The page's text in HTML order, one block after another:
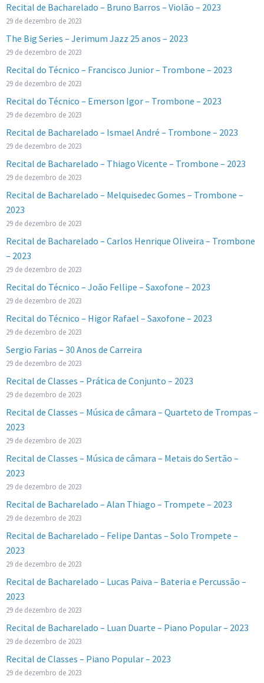
Recital de Bacharelado – Bruno Barros – Violão – 2023
29 de dezembro de 2023
The Big Series – Jerimum Jazz 25 anos – 2023
29 de dezembro de 2023
Recital do Técnico – Francisco Junior – Trombone – 2023
29 de dezembro de 2023
Recital do Técnico – Emerson Igor – Trombone – 2023
29 de dezembro de 2023
Recital de Bacharelado – Ismael André – Trombone – 2023
29 de dezembro de 2023
Recital de Bacharelado – Thiago Vicente – Trombone – 2023
29 de dezembro de 2023
Recital de Bacharelado – Melquisedec Gomes – Trombone –
2023
29 de dezembro de 2023
Recital de Bacharelado – Carlos Henrique Oliveira – Trombone
– 2023
29 de dezembro de 2023
Recital do Técnico – João Fellipe – Saxofone – 2023
29 de dezembro de 2023
Recital do Técnico – Higor Rafael – Saxofone – 2023
29 de dezembro de 2023
Sergio Farias – 30 Anos de Carreira
29 de dezembro de 2023
Recital de Classes – Prática de Conjunto – 2023
29 de dezembro de 2023
Recital de Classes – Música de câmara – Quarteto de Trompas –
2023
29 de dezembro de 2023
Recital de Classes – Música de câmara – Metais do Sertão –
2023
29 de dezembro de 2023
Recital de Bacharelado – Alan Thiago – Trompete – 2023
29 de dezembro de 2023
Recital de Bacharelado – Felipe Dantas – Solo Trompete –
2023
29 de dezembro de 2023
Recital de Bacharelado – Lucas Paiva – Bateria e Percussão –
2023
29 de dezembro de 2023
Recital de Bacharelado – Luan Duarte – Piano Popular – 2023
29 de dezembro de 2023
Recital de Classes – Piano Popular – 2023
29 de dezembro de 2023